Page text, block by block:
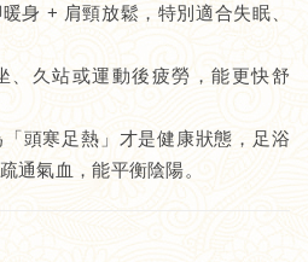
暖身 + 肩頸放鬆，特別適合失眠、
、久站或運動後疲勞，能更快舒
「頭寒足熱」才是健康狀態，足浴
通氣血，能平衡陰陽。